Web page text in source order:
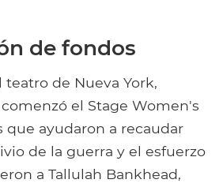
de fondos
de Nueva York,
el Stage Women's
que ayudaron a recaudar
de la guerra y el esfuerzo
a Tallulah Bankhead,